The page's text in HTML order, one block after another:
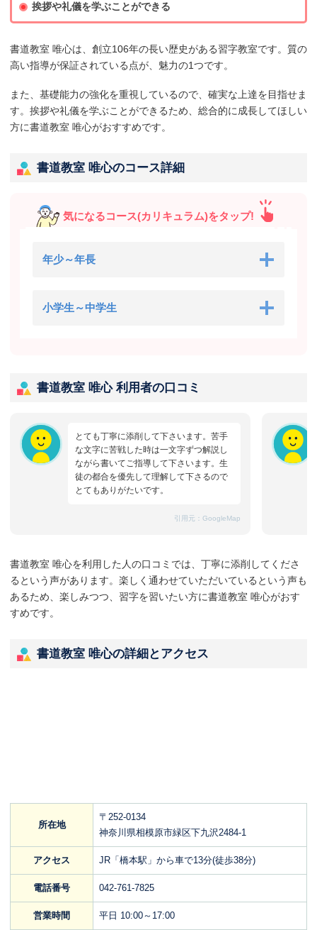
挨拶や礼儀を学ぶことができる
書道教室 唯心は、創立106年の長い歴史がある習字教室です。質の
高い指導が保証されている点が、魅力の1つです。
また、基礎能力の強化を重視しているので、確実な上達を目指せま
す。挨拶や礼儀を学ぶことができるため、総合的に成長してほしい
方に書道教室 唯心がおすすめです。
書道教室 唯心のコース詳細
気になるコース(カリキュラム)をタップ!
年少～年長
小学生～中学生
書道教室 唯心 利用者の口コミ
とても丁寧に添削して下さいます。苦手
な文字に苦戦した時は一文字ずつ解説し
ながら書いてご指導して下さいます。生
徒の都合を優先して理解して下さるので
とてもありがたいです。
引用元：GoogleMap
書道教室 唯心を利用した人の口コミでは、丁寧に添削してくださ
るという声があります。楽しく通わせていただいているという声も
あるため、楽しみつつ、習字を習いたい方に書道教室 唯心がおす
すめです。
書道教室 唯心の詳細とアクセス
所在地
〒252-0134
神奈川県相模原市緑区下九沢2484-1
アクセス JR「橋本駅」から車で13分(徒歩38分)
電話番号 042-761-7825
営業時間 平日 10:00～17:00